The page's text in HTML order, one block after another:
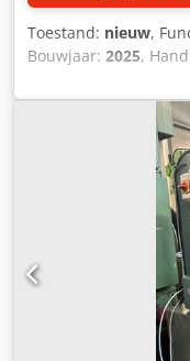
Toestand: nieuw,
Bouwjaar: 2025,
(zwaai-/
Maximale
Bediening via